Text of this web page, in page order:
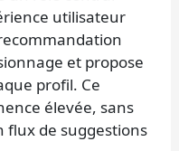
utilisateur
et propose
profil. Ce
élevée, sans
flux de suggestions